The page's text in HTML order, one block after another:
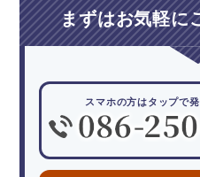
まずはお気軽に
スマホの方はタップで